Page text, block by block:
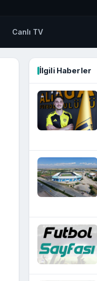
Canlı TV
İlgili Haberler